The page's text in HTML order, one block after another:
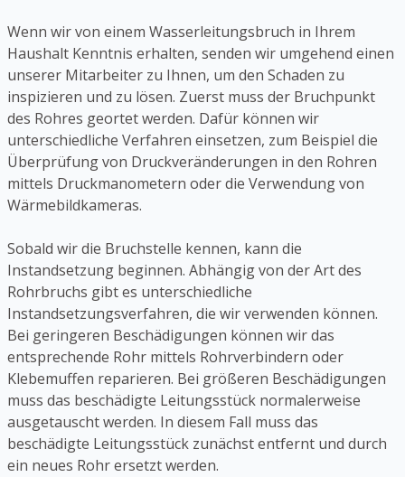
Wenn wir von einem Wasserleitungsbruch in Ihrem
Haushalt Kenntnis erhalten, senden wir umgehend einen
unserer Mitarbeiter zu Ihnen, um den Schaden zu
inspizieren und zu lösen. Zuerst muss der Bruchpunkt
des Rohres geortet werden. Dafür können wir
unterschiedliche Verfahren einsetzen, zum Beispiel die
Überprüfung von Druckveränderungen in den Rohren
mittels Druckmanometern oder die Verwendung von
Wärmebildkameras.
Sobald wir die Bruchstelle kennen, kann die
Instandsetzung beginnen. Abhängig von der Art des
Rohrbruchs gibt es unterschiedliche
Instandsetzungsverfahren, die wir verwenden können.
Bei geringeren Beschädigungen können wir das
entsprechende Rohr mittels Rohrverbindern oder
Klebemuffen reparieren. Bei größeren Beschädigungen
muss das beschädigte Leitungsstück normalerweise
ausgetauscht werden. In diesem Fall muss das
beschädigte Leitungsstück zunächst entfernt und durch
ein neues Rohr ersetzt werden.